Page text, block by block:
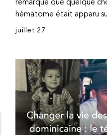
remarqué que quelque
hématome était apparu
peu de professionnel·les
correct, le traitement
indisponible. Les
et difficiles à se
plus longtemps, Fendi
inférieure à celle
il avait fréquemment des
juillet 27